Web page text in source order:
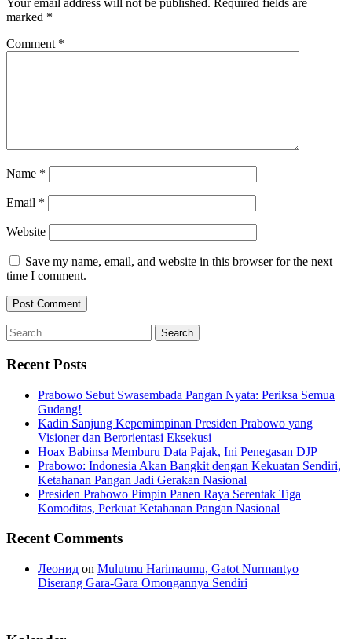
Your email address will not be published. Required fields are
marked *
Comment *
Name *
Email *
Website
Save my name, email, and website in this browser for the next
time I comment.
Search
for:
Recent Posts
Prabowo Sebut Swasembada Pangan Nyata: Periksa Semua
Gudang!
Kadin Sanjung Kepemimpinan Presiden Prabowo yang
Visioner dan Berorientasi Eksekusi
Hoax Babinsa Memburu Data Pajak, Ini Penegasan DJP
Prabowo: Indonesia Akan Bangkit dengan Kekuatan Sendiri,
Ketahanan Pangan Jadi Gerakan Nasional
Presiden Prabowo Pimpin Panen Raya Serentak Tiga
Komoditas, Perkuat Ketahanan Pangan Nasional
Recent Comments
Леонид on Mulutmu Harimaumu, Gatot Nurmantyo
Diserang Gara-Gara Omongannya Sendiri